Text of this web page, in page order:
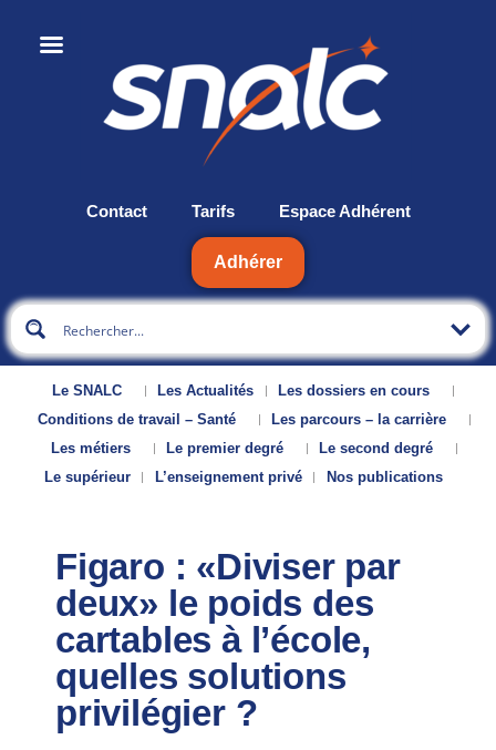
Contact Tarifs Espace Adhérent
Adhérer
Le SNALC Les Actualités
Les dossiers en cours
Conditions de travail – Santé
Les parcours – la carrière
Les métiers
Le premier degré
Le second degré
Le supérieur
L’enseignement privé Nos publications
Figaro : «Diviser par
deux» le poids des
cartables à l’école,
quelles solutions
privilégier ?